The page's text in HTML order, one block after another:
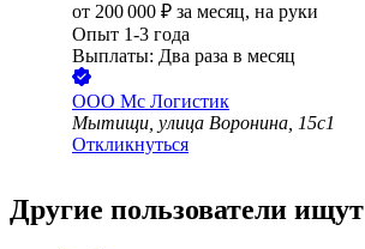
от 200 000 ₽ за месяц, на руки
Опыт 1-3 года
Выплаты: Два раза в месяц
ООО Мс Логистик
Мытищи, улица Воронина, 15с1
Откликнуться
Другие пользователи ищут